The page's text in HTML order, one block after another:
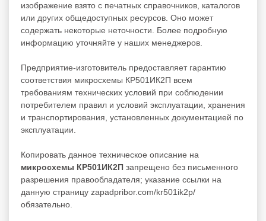
изображение взято с печатных справочников, каталогов
или других общедоступных ресурсов. Оно может
содержать некоторые неточности. Более подробную
информацию уточняйте у наших менеджеров.
Предприятие-изготовитель предоставляет гарантию
соответствия микросхемы КР501ИК2П всем
требованиям технических условий при соблюдении
потребителем правил и условий эксплуатации, хранения
и транспортирования, установленных документацией по
эксплуатации.
Копировать данное техническое описание на
микросхемы КР501ИК2П запрещено без письменного
разрешения правообладателя; указание ссылки на
данную страницу zapadpribor.com/kr501ik2p/
обязательно.